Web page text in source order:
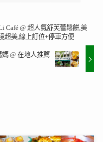
Café @ 超人氣舒芙蕾鬆餅,美
超美,線上訂位+停車方便
媽 @ 在地人推薦